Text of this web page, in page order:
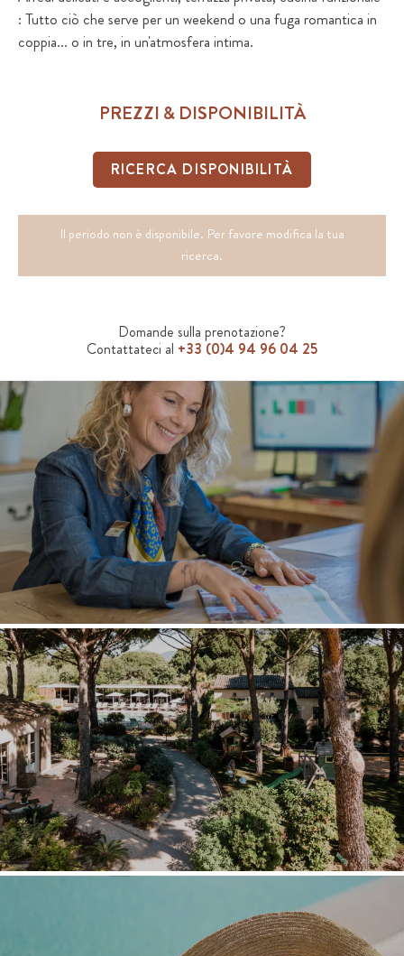
: Tutto ciò che serve per un weekend o una fuga romantica in
coppia... o in tre, in un'atmosfera intima.
PREZZI & DISPONIBILITÀ
RICERCA DISPONIBILITÀ
Il periodo non è disponibile. Per favore modifica la tua
ricerca.
Domande sulla prenotazione?
Contattateci al +33 (0)4 94 96 04 25